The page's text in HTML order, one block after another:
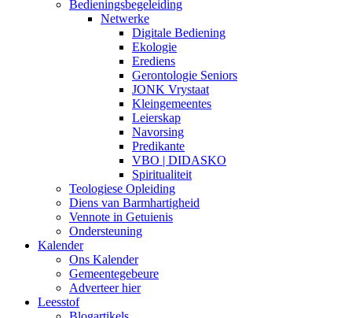
Bedieningsbegeleiding
Netwerke
Digitale Bediening
Ekologie
Erediens
Gerontologie Seniors
JONK Vrystaat
Kleingemeentes
Leierskap
Navorsing
Predikante
VBO | DIDASKO
Spiritualiteit
Teologiese Opleiding
Diens van Barmhartigheid
Vennote in Getuienis
Ondersteuning
Kalender
Ons Kalender
Gemeentegebeure
Adverteer hier
Leesstof